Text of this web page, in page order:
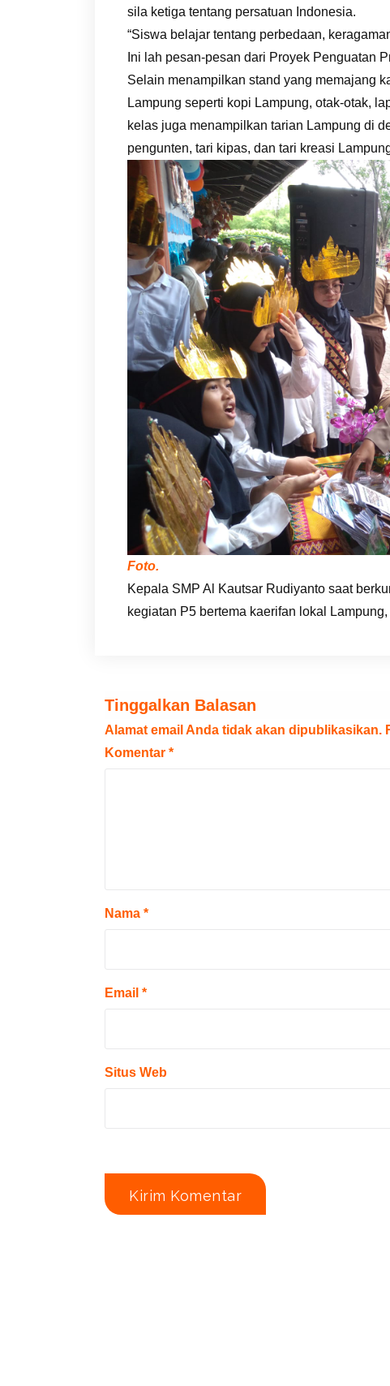
sila ketiga tentang persatuan Indonesia.
“Siswa belajar tentang perbedaan,
Ini lah pesan-pesan dari Proyek Penguatan
Selain menampilkan stand yang memajang
Lampung seperti kopi Lampung, otak-otak,
kelas juga menampilkan tarian Lampung di
pengunten, tari kipas, dan tari kreasi
Foto.
Kepala SMP Al Kautsar Rudiyanto saat
kegiatan P5 bertema kaerifan lokal
Tinggalkan Balasan
Alamat email Anda tidak akan dipublikasikan.
Komentar *
Nama *
Email *
Situs Web